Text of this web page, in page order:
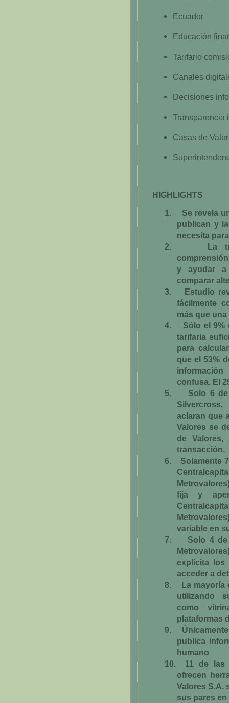
Ecuador
Educación
Tarifario
Canales
Decisiones
Transparencia
Casas de
HIGHLIGHTS
1.
Se revela
publican y
necesita
2.
La
y ayudar a
comparar
3.
Estudio
fácilmente
más que
4.
Sólo el 9%
tarifaria
para
que el 53%
confusa. El
5.
Solo 6
aclaran que
Valores se
de
transacción.
6.
Solamente
fija y
variable en
7.
Solo 4
explícita los
acceder a
8.
La mayoría
utilizando
como
plataformas
9.
publica
humano
10.
11 de las
ofrecen
Valores S.A.
sus pares